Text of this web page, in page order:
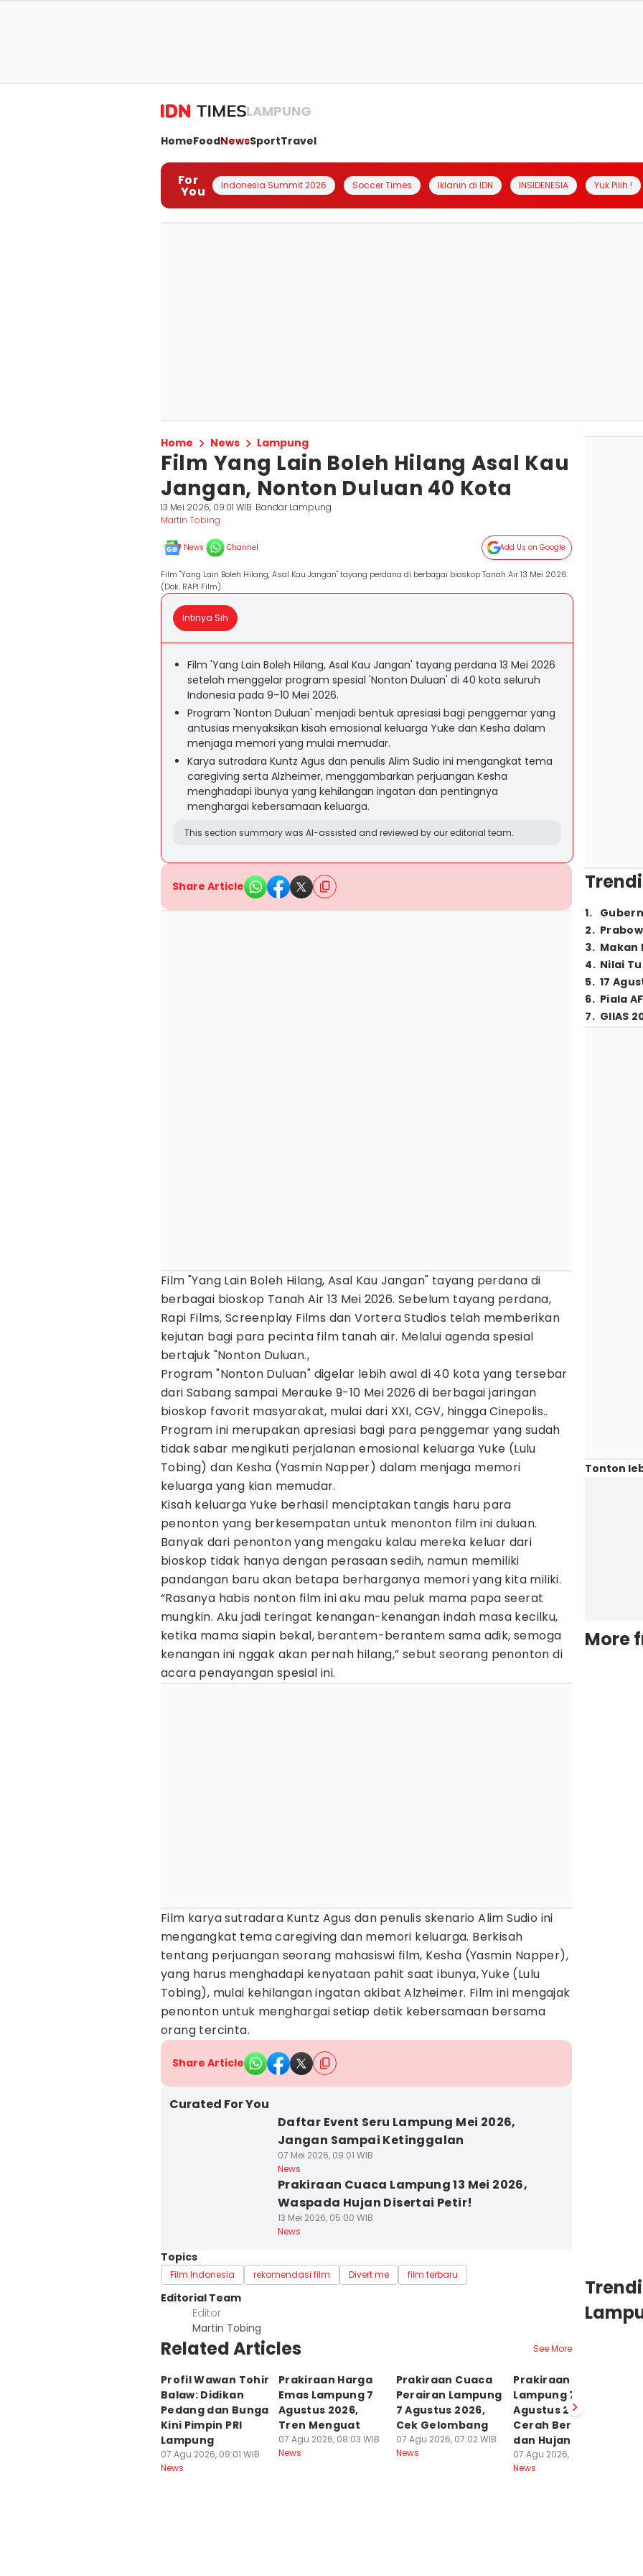
LAMPUNG
HomeFoodNewsSportTravel
For
You Indonesia Summit 2026 Soccer Times Iklanin di IDN INSIDENESIA Yuk Pilih !
Home News Lampung
Film Yang Lain Boleh Hilang Asal Kau
Jangan, Nonton Duluan 40 Kota
13 Mei 2026, 09:01 WIB Bandar Lampung
Martin Tobing
News Channel Add Us on Google
Film "Yang Lain Boleh Hilang, Asal Kau Jangan" tayang perdana di berbagai bioskop Tanah Air 13 Mei 2026.
(Dok. RAPI Film).
Intinya Sih
Film 'Yang Lain Boleh Hilang, Asal Kau Jangan' tayang perdana 13 Mei 2026
setelah menggelar program spesial 'Nonton Duluan' di 40 kota seluruh
Indonesia pada 9–10 Mei 2026.
Program 'Nonton Duluan' menjadi bentuk apresiasi bagi penggemar yang
antusias menyaksikan kisah emosional keluarga Yuke dan Kesha dalam
menjaga memori yang mulai memudar.
Karya sutradara Kuntz Agus dan penulis Alim Sudio ini mengangkat tema
caregiving serta Alzheimer, menggambarkan perjuangan Kesha
menghadapi ibunya yang kehilangan ingatan dan pentingnya
menghargai kebersamaan keluarga.
This section summary was AI-assisted and reviewed by our editorial team.
Share Article
Film "Yang Lain Boleh Hilang, Asal Kau Jangan" tayang perdana di
berbagai bioskop Tanah Air 13 Mei 2026. Sebelum tayang perdana,
Rapi Films, Screenplay Films dan Vortera Studios telah memberikan
kejutan bagi para pecinta film tanah air. Melalui agenda spesial
bertajuk "Nonton Duluan.,
Program "Nonton Duluan" digelar lebih awal di 40 kota yang tersebar
dari Sabang sampai Merauke 9-10 Mei 2026 di berbagai jaringan
bioskop favorit masyarakat, mulai dari XXI, CGV, hingga Cinepolis..
Program ini merupakan apresiasi bagi para penggemar yang sudah
tidak sabar mengikuti perjalanan emosional keluarga Yuke (Lulu
Tobing) dan Kesha (Yasmin Napper) dalam menjaga memori
keluarga yang kian memudar.
Kisah keluarga Yuke berhasil menciptakan tangis haru para
penonton yang berkesempatan untuk menonton film ini duluan.
Banyak dari penonton yang mengaku kalau mereka keluar dari
bioskop tidak hanya dengan perasaan sedih, namun memiliki
pandangan baru akan betapa berharganya memori yang kita miliki.
“Rasanya habis nonton film ini aku mau peluk mama papa seerat
mungkin. Aku jadi teringat kenangan-kenangan indah masa kecilku,
ketika mama siapin bekal, berantem-berantem sama adik, semoga
kenangan ini nggak akan pernah hilang,” sebut seorang penonton di
acara penayangan spesial ini.
Film karya sutradara Kuntz Agus dan penulis skenario Alim Sudio ini
mengangkat tema caregiving dan memori keluarga. Berkisah
tentang perjuangan seorang mahasiswi film, Kesha (Yasmin Napper),
yang harus menghadapi kenyataan pahit saat ibunya, Yuke (Lulu
Tobing), mulai kehilangan ingatan akibat Alzheimer. Film ini mengajak
penonton untuk menghargai setiap detik kebersamaan bersama
orang tercinta.
Share Article
Curated For You
Daftar Event Seru Lampung Mei 2026,
Jangan Sampai Ketinggalan
07 Mei 2026, 09:01 WIB
News
Prakiraan Cuaca Lampung 13 Mei 2026,
Waspada Hujan Disertai Petir!
13 Mei 2026, 05:00 WIB
News
Topics
Film Indonesia rekomendasi film Divert me film terbaru
Editorial Team
Editor
Martin Tobing
Related Articles See More
Profil Wawan Tohir
Balaw: Didikan
Pedang dan Bunga
Kini Pimpin PRI
Lampung
07 Agu 2026, 09:01 WIB
News
Prakiraan Harga
Emas Lampung 7
Agustus 2026,
Tren Menguat
07 Agu 2026, 08:03 WIB
News
Prakiraan Cuaca
Perairan Lampung
7 Agustus 2026,
Cek Gelombang
07 Agu 2026, 07:02 WIB
News
Prakiraan Cuaca
Lampung 7
Agustus 2026,
Cerah Berawan
dan Hujan?
07 Agu 2026, 06:01 WIB
News
1.
2.
3. Makan
4. Nilai
5. 17
6. Piala
7. GIIAS
Tonton
More